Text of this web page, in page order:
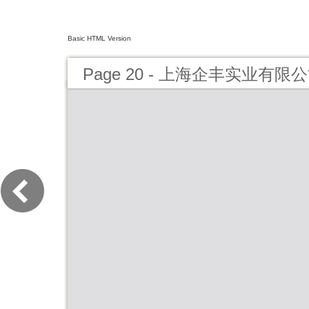
Basic HTML Version
Page 20 - 上海企丰实业有限